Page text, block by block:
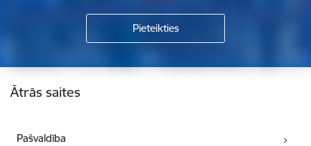
Kājene
Ātrās saites
Pašvaldība